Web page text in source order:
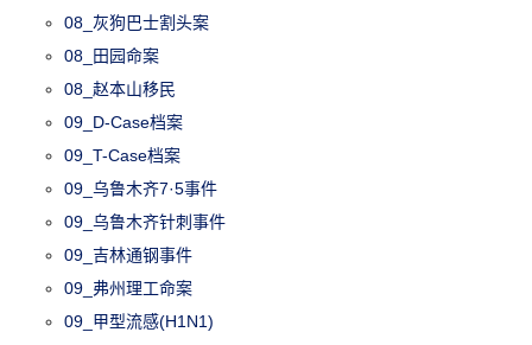
08_灰狗巴士割头案
08_田园命案
08_赵本山移民
09_D-Case档案
09_T-Case档案
09_乌鲁木齐7·5事件
09_乌鲁木齐针刺事件
09_吉林通钢事件
09_弗州理工命案
09_甲型流感(H1N1)